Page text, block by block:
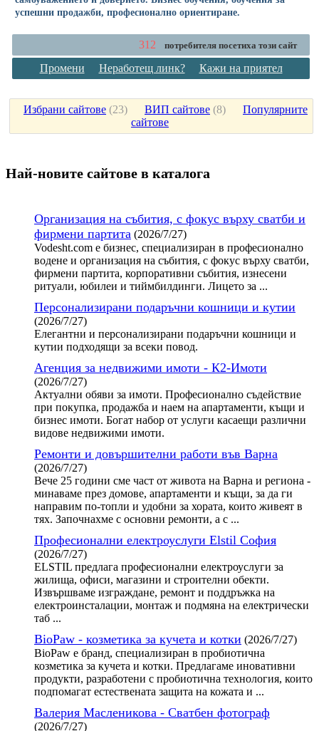
успешни продажби, професионално ориентиране.
312 потребителя посетиха този сайт
Промени Неработещ линк? Кажи на приятел
Избрани сайтове (23) ВИП сайтове (8) Популярните
сайтове
Най-новите сайтoве в каталога
Организация на събития, с фокус върху сватби и
фирмени партита (2026/7/27)
Vodesht.com е бизнес, специализиран в професионално
водене и организация на събития, с фокус върху сватби,
фирмени партита, корпоративни събития, изнесени
ритуали, юбилеи и тиймбилдинги. Лицето за ...
Персонализирани подаръчни кошници и кутии
(2026/7/27)
Елегантни и персонализирани подаръчни кошници и
кутии подходящи за всеки повод.
Агенция за недвижими имоти - К2-Имоти
(2026/7/27)
Актуални обяви за имоти. Професионално съдействие
при покупка, продажба и наем на апартаменти, къщи и
бизнес имоти. Богат набор от услуги касаещи различни
видове недвижими имоти.
Ремонти и довършителни работи във Варна
(2026/7/27)
Вече 25 години сме част от живота на Варна и региона -
минаваме през домове, апартаменти и къщи, за да ги
направим по-топли и удобни за хората, които живеят в
тях. Започнахме с основни ремонти, а с ...
Професионални електроуслуги Elstil София
(2026/7/27)
ELSTIL предлага професионални електроуслуги за
жилища, офиси, магазини и строителни обекти.
Извършваме изграждане, ремонт и поддръжка на
електроинсталации, монтаж и подмяна на електрически
таб ...
BioPaw - козметика за кучета и котки (2026/7/27)
BioPaw е бранд, специализиран в пробиотична
козметика за кучета и котки. Предлагаме иновативни
продукти, разработени с пробиотична технология, които
подпомагат естествената защита на кожата и ...
Валерия Масленикова - Сватбен фотограф
(2026/7/27)